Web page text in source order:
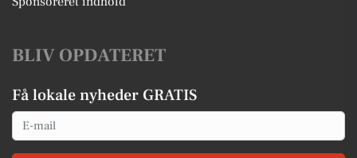
BLIV OPDATERET
Få lokale nyheder GRATIS
Email